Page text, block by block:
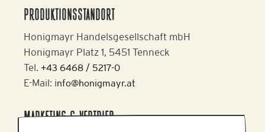
PRODUKTIONSSTANDORT
Honigmayr Handelsgesellschaft mbH
Honigmayr Platz 1, 5451 Tenneck
Tel. +43 6468 / 5217-0
E-Mail: info@honigmayr.at
MARKETING & VERTRIEB